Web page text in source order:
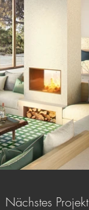
Nächstes Projekt